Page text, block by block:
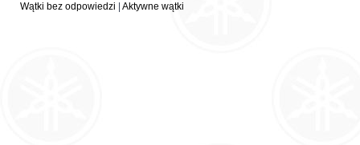
Wątki bez odpowiedzi Aktywne wątki